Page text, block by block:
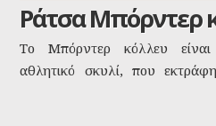
Ράτσα Μπόρντερ
Το Μπόρντερ κόλλευ
αθλητικό σκυλί, που
έξυπνη ράτσα με μία